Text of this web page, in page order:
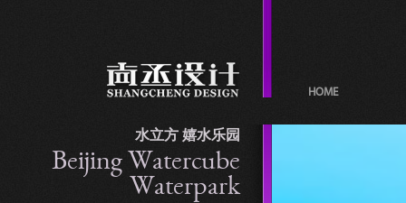
HOME
水立方 嬉水乐园
Beijing Watercube
Waterpark